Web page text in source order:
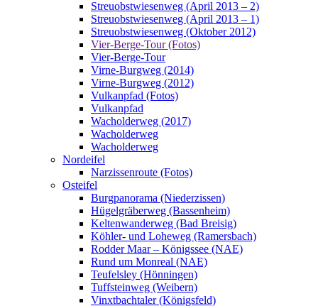
Streuobstwiesenweg (April 2013 – 2)
Streuobstwiesenweg (April 2013 – 1)
Streuobstwiesenweg (Oktober 2012)
Vier-Berge-Tour (Fotos)
Vier-Berge-Tour
Virne-Burgweg (2014)
Virne-Burgweg (2012)
Vulkanpfad (Fotos)
Vulkanpfad
Wacholderweg (2017)
Wacholderweg
Wacholderweg
Nordeifel
Narzissenroute (Fotos)
Osteifel
Burgpanorama (Niederzissen)
Hügelgräberweg (Bassenheim)
Keltenwanderweg (Bad Breisig)
Köhler- und Loheweg (Ramersbach)
Rodder Maar – Königssee (NAE)
Rund um Monreal (NAE)
Teufelsley (Hönningen)
Tuffsteinweg (Weibern)
Vinxtbachtaler (Königsfeld)